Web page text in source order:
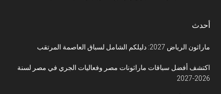
أحدث
ماراثون الرياض 2027: دليلكم الشامل لسباق العاصمة المرتقب
اكتشف أفضل سباقات ماراثونات مصر وفعاليات الجري في مصر لسنة
2026-2027